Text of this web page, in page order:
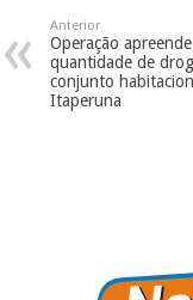
Anterior
Operação
quantidade de
conjunto
Itaperuna